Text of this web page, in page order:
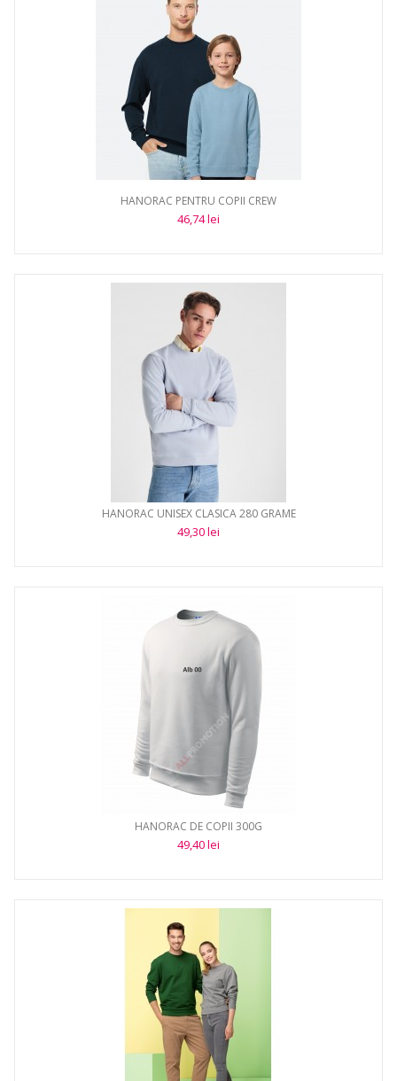
HANORAC PENTRU COPII CREW
46,74 lei
HANORAC UNISEX CLASICA 280 GRAME
49,30 lei
HANORAC DE COPII 300G
49,40 lei